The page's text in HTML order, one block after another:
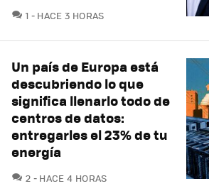
1 COMENTARIOS
HACE 3 HORAS
Un país de Europa está
descubriendo lo que
significa llenarlo todo de
centros de datos:
entregarles el 23% de tu
energía
2 COMENTARIOS
HACE 4 HORAS